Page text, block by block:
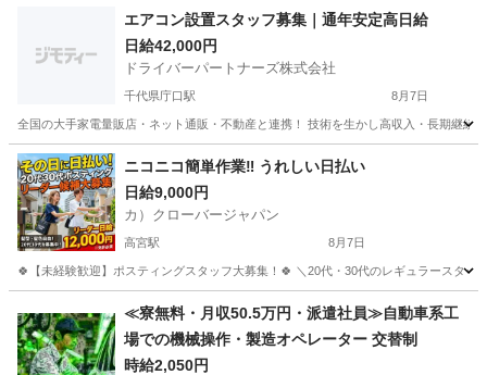
フリーダイヤル
エアコン設置スタッフ募集｜通年安定高日給
日給42,000円
ドライバーパートナーズ株式会社
千代県庁口駅 8月7日
全国の大手家電量販店・ネット通販・不動産と連携！ 技術を生かし高収入・長期継
福岡 福岡市 千代県庁口駅 軽作業 スタッフ
ニコニコ簡単作業‼️ うれしい日払い
日給9,000円
カ）クローバージャパン
高宮駅 8月7日
🍀【未経験歓迎】ポスティングスタッフ大募集！🍀 ＼20代・30代のレギュラースタ
高宮駅 軽作業 スタッフ
≪寮無料・月収50.5万円・派遣社員≫自動車系工
場での機械操作・製造オペレーター 交替制
時給2,050円